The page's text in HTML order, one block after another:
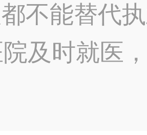
不能替代
及时就医